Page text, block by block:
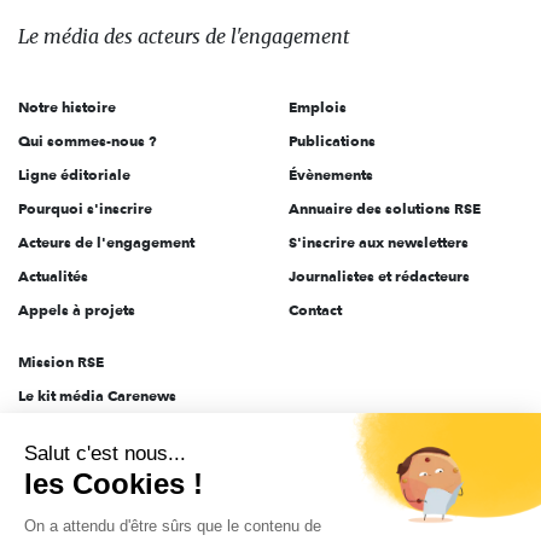
des
l'engagement
Le média des acteurs de l'engagement
Notre histoire
Qui sommes-nous ?
Ligne éditoriale
Pourquoi s'inscrire
Acteurs de l'engagement
Actualités
Appels à projets
Emplois
Publications
Évènements
Annuaire des solutions RSE
S'inscrire aux newsletters
Journalistes et rédacteurs
Contact
Mission RSE
Le kit média Carenews
AEF info
Novethic
PRODURABLE
Salut c'est nous...
les Cookies !
On a attendu d'être sûrs que le contenu de